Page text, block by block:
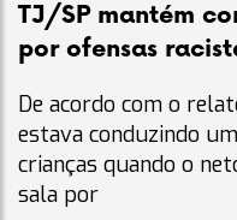
TJ/SP mantém
por ofensas
De acordo com o
estava conduzindo
crianças quando o
sala por